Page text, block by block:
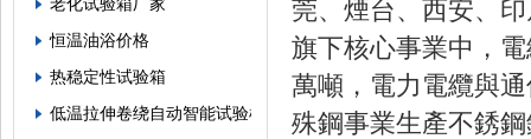
恒温油浴价格
热稳定性试验箱
低温拉伸卷绕自动智能试验机
莞、煙台、西安、
旗下核心事業中，
萬噸，電力電纜與
殊鋼事業生產不銹